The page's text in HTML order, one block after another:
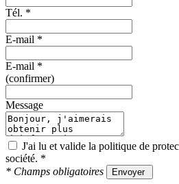
Tél. *
E-mail *
E-mail *
(confirmer)
Message
J'ai lu et valide la politique de
société. *
* Champs obligatoires